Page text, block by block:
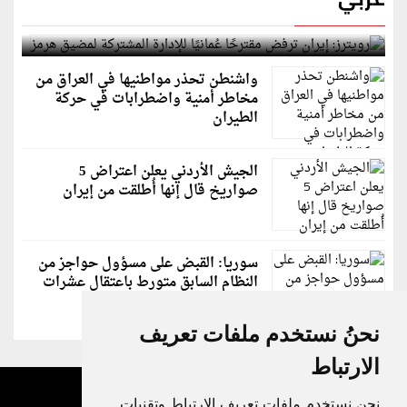
نحنُ نستخدم ملفات تعريف
الارتباط
نحن نستخدم ملفات تعريف الارتباط وتقنيات
لمضيق هرمز
واشنطن تحذر مواطنيها في العراق من
مخاطر أمنية واضطرابات في حركة
الطيران
الجيش الأردني يعلن اعتراض 5
صواريخ قال إنها أُطلقت من إيران
سوريا: القبض على مسؤول حواجز من
النظام السابق متورط باعتقال عشرات